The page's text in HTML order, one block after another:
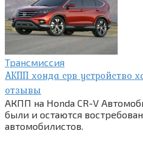
Трансмиссия
АКПП хонда срв устройство
отзывы
АКПП на Honda CR-V
были и остаются
автомобилистов.